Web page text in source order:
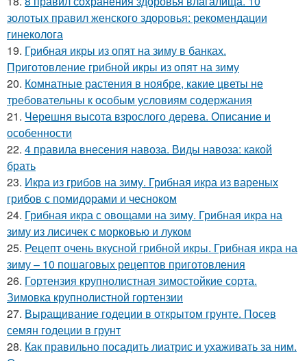
золотых правил женского здоровья: рекомендации
гинеколога
19. Грибная икры из опят на зиму в банках.
Приготовление грибной икры из опят на зиму
20. Комнатные растения в ноябре, какие цветы не
требовательны к особым условиям содержания
21. Черешня высота взрослого дерева. Описание и
особенности
22. 4 правила внесения навоза. Виды навоза: какой
брать
23. Икра из грибов на зиму. Грибная икра из вареных
грибов с помидорами и чесноком
24. Грибная икра с овощами на зиму. Грибная икра на
зиму из лисичек с морковью и луком
25. Рецепт очень вкусной грибной икры. Грибная икра на
зиму – 10 пошаговых рецептов приготовления
26. Гортензия крупнолистная зимостойкие сорта.
Зимовка крупнолистной гортензии
27. Выращивание годеции в открытом грунте. Посев
семян годеции в грунт
28. Как правильно посадить лиатрис и ухаживать за ним.